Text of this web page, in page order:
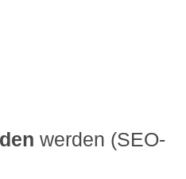
werden (SEO-